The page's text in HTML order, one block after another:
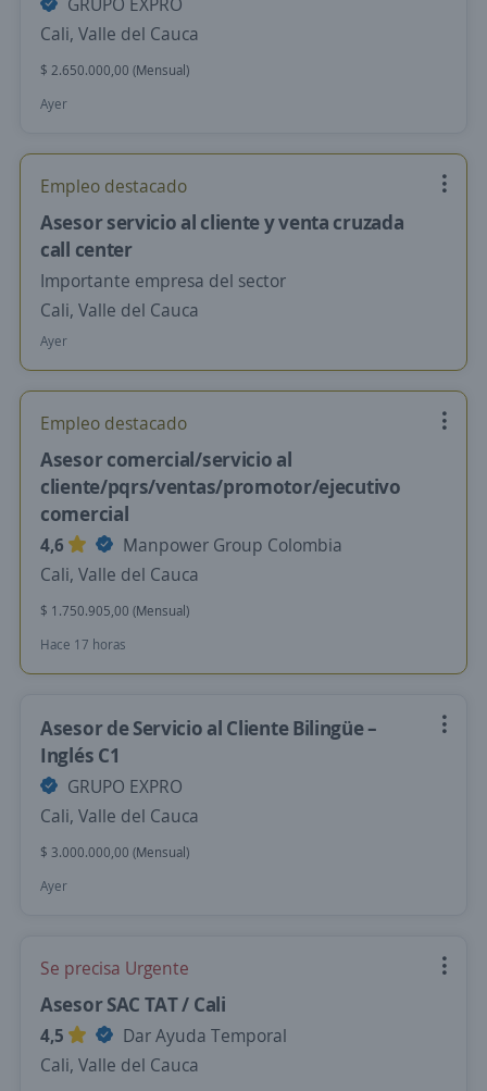
Cali, Valle del Cauca
$ 2.650.000,00 (Mensual)
Ayer
Empleo destacado
Asesor servicio al cliente y venta cruzada
call center
Importante empresa del sector
Cali, Valle del Cauca
Ayer
Empleo destacado
Asesor comercial/servicio al
cliente/pqrs/ventas/promotor/ejecutivo
comercial
4,6
Manpower Group Colombia
Cali, Valle del Cauca
$ 1.750.905,00 (Mensual)
Hace 17 horas
Asesor de Servicio al Cliente Bilingüe –
Inglés C1
GRUPO EXPRO
Cali, Valle del Cauca
$ 3.000.000,00 (Mensual)
Ayer
Se precisa Urgente
Asesor SAC TAT / Cali
4,5
Dar Ayuda Temporal
Cali, Valle del Cauca